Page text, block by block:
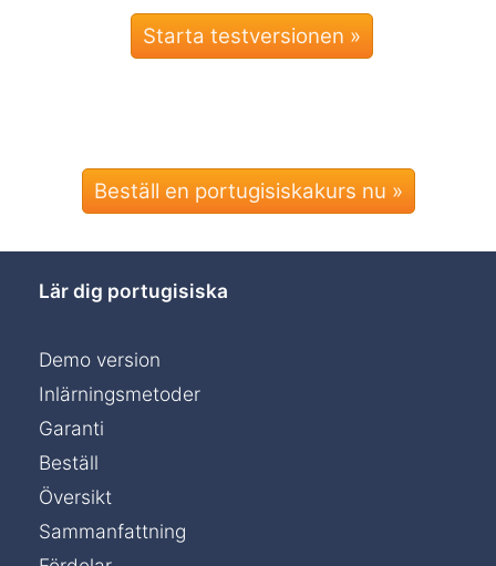
Beställ en portugisiskakurs nu »
Lär dig portugisiska
Demo version
Inlärningsmetoder
Garanti
Beställ
Översikt
Sammanfattning